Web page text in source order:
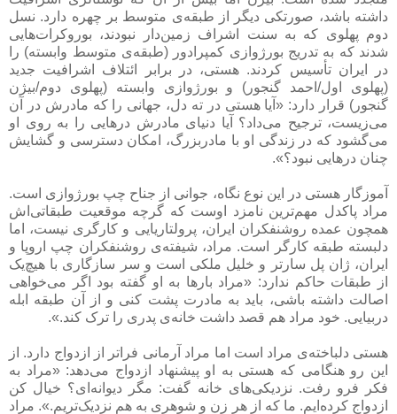
داشته باشد، صورتکی دیگر از طبقه‌ی متوسط بر چهره دارد. نسل
دوم پهلوی که به سنت اشراف زمین‌دار نبودند، بوروکرات‌هایی
شدند که به تدریج بورژوازی کمپرادور (طبقه‌ی متوسط وابسته) را
در ایران تأسیس کردند. هستی، در برابر ائتلاف اشرافیت جدید
(پهلوی اول/احمد گنجور) و بورژوازی وابسته (پهلوی دوم/بیژن
گنجور) قرار دارد: «آیا هستی در ته دل، جهانی را که مادرش در آن
می‌زیست، ترجیح می‌داد؟ آیا دنیای مادرش درهایی را به روی او
می‌گشود که در زندگی او با مادربزرگ، امکان دسترسی و گشایش
چنان درهایی نبود؟».
آموزگار هستی در این نوع نگاه، جوانی از جناح چپ بورژوازی است.
مراد پاکدل مهم‌ترین نامزد اوست که گرچه موقعیت طبقاتی‌اش
همچون عمده روشنفکران ایران، پرولتاریایی و کارگری نیست، اما
دلبسته طبقه کارگر است. مراد، شیفته‌ی روشنفکران چپ اروپا و
ایران، ژان پل سارتر و خلیل ملکی است و سر سازگاری با هیچ‌یک
از طبقات حاکم ندارد: «مراد بارها به او گفته بود اگر می‌خواهی
اصالت داشته باشی، باید به مادرت پشت کنی و از آن طبقه ابله
دربیایی. خود مراد هم قصد داشت خانه‌ی پدری را ترک کند.».
هستی دلباخته‌ی مراد است اما مراد آرمانی فراتر از ازدواج دارد. از
این رو هنگامی که هستی به او پیشنهاد ازدواج می‌دهد: «مراد به
فکر فرو رفت. نزدیکی‌های خانه گفت: مگر دیوانه‌ای؟ خیال کن
ازدواج کرده‌ایم. ما که از هر زن و شوهری به هم نزدیک‌تریم.». مراد